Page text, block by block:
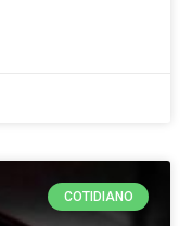
COTIDIANO